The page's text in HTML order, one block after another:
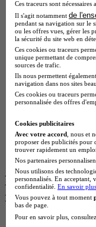
Master CCA en
BTS Ndrc en
BTS Sam en
Cap Fleuriste en
BTS Sio en
MSc Marketing
BTS Gpme en
Cap Electricien
BTS Gpn en
BTS Domotique
BTS Sta en
BTS Iris en
BTS Tpl en
BTS Ati en
Les diplômes
recherchés
CS Sport
Ces traceurs sont
Il s'agit notamment de
pendant sa navigation sur le
ou les offres vues, gérer les
la sécurité du site web en
Ces cookies ou traceurs
unique permettant de
sources de trafic.
Ils nous permettent
navigation dans nos sites
Ces cookies ou traceurs
personnalisée des offres
Cookies publicitaires
Avec votre accord , nous et
proposer des publicités pour
trouver rapidement un
Nos partenaires
Nous utilisons des
personnalisés. En
confidentialité. En savoir plus
Vous pouvez à tout moment
bas de page.
Pour en savoir plus,